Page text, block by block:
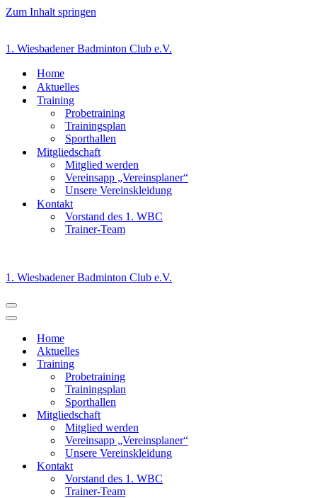
Zum Inhalt springen
1. Wiesbadener Badminton Club e.V.
Home
Aktuelles
Training
Probetraining
Trainingsplan
Sporthallen
Mitgliedschaft
Mitglied werden
Vereinsapp „Vereinsplaner“
Unsere Vereinskleidung
Kontakt
Vorstand des 1. WBC
Trainer-Team
1. Wiesbadener Badminton Club e.V.
Navigationsmenü
Navigationsmenü
Home
Aktuelles
Training
Probetraining
Trainingsplan
Sporthallen
Mitgliedschaft
Mitglied werden
Vereinsapp „Vereinsplaner“
Unsere Vereinskleidung
Kontakt
Vorstand des 1. WBC
Trainer-Team